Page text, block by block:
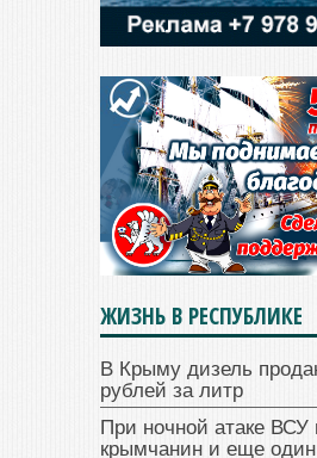
ЖИЗНЬ В РЕСПУБЛИКЕ
В Крыму дизель
рублей за литр
При ночной атаке ВСУ
крымчанин и еще